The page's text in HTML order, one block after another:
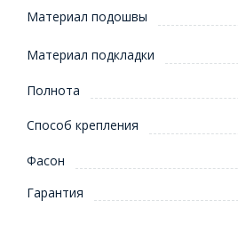
Материал подошвы
Материал подкладки
Полнота
Способ крепления
Фасон
Гарантия